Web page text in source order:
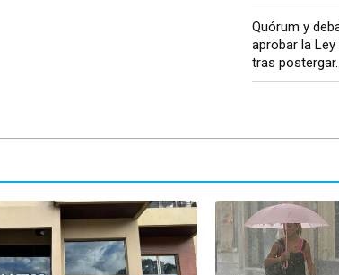
Quórum y
aprobar la
tras